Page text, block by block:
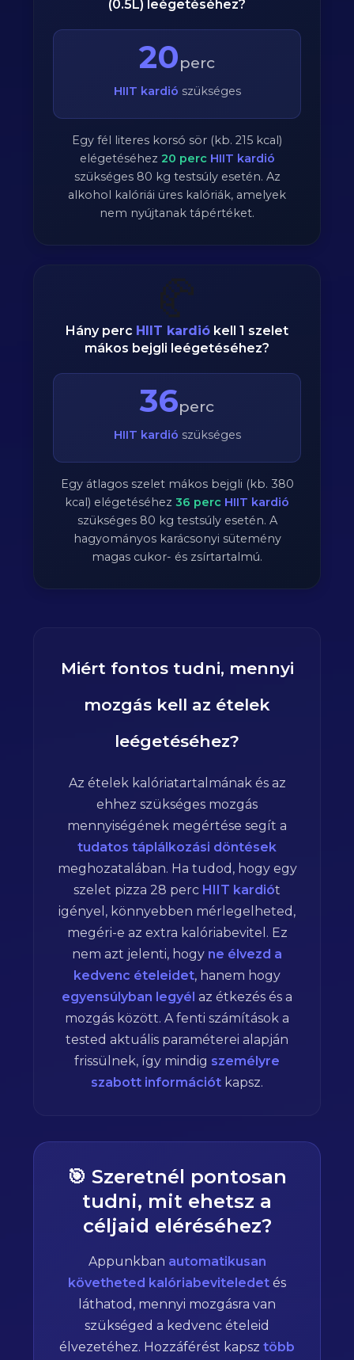
(0.5L) leégetéséhez?
20perc
HIIT kardió szükséges
Egy fél literes korsó sör (kb. 215 kcal)
elégetéséhez 20 perc HIIT kardió
szükséges 80 kg testsúly esetén. Az
alkohol kalóriái üres kalóriák, amelyek
nem nyújtanak tápértéket.
🥐
Hány perc HIIT kardió kell 1 szelet
mákos bejgli leégetéséhez?
36perc
HIIT kardió szükséges
Egy átlagos szelet mákos bejgli (kb. 380
kcal) elégetéséhez 36 perc HIIT kardió
szükséges 80 kg testsúly esetén. A
hagyományos karácsonyi sütemény
magas cukor- és zsírtartalmú.
Miért fontos tudni, mennyi
mozgás kell az ételek
leégetéséhez?
Az ételek kalóriatartalmának és az
ehhez szükséges mozgás
mennyiségének megértése segít a
tudatos táplálkozási döntések
meghozatalában. Ha tudod, hogy egy
szelet pizza 28 perc HIIT kardiót
igényel, könnyebben mérlegelheted,
megéri-e az extra kalóriabevitel. Ez
nem azt jelenti, hogy ne élvezd a
kedvenc ételeidet, hanem hogy
egyensúlyban legyél az étkezés és a
mozgás között. A fenti számítások a
tested aktuális paraméterei alapján
frissülnek, így mindig személyre
szabott információt kapsz.
🎯 Szeretnél pontosan
tudni, mit ehetsz a
céljaid eléréséhez?
Appunkban automatikusan
követheted kalóriabeviteledet és
láthatod, mennyi mozgásra van
szükséged a kedvenc ételeid
élvezetéhez. Hozzáférést kapsz több